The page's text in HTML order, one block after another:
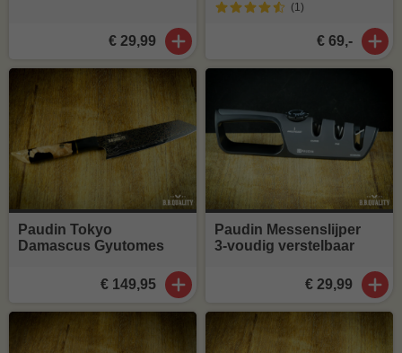
€ 29,99
(1)
€ 69,-
Paudin Tokyo
Damascus Gyutomes
€ 149,95
Paudin Messenslijper
3‑voudig verstelbaar
€ 29,99